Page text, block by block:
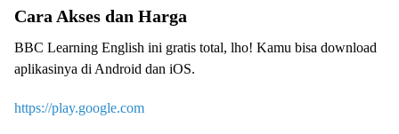
Cara Akses dan Harga
BBC Learning English ini gratis total, lho! Kamu bisa download
aplikasinya di Android dan iOS.
https://play.google.com